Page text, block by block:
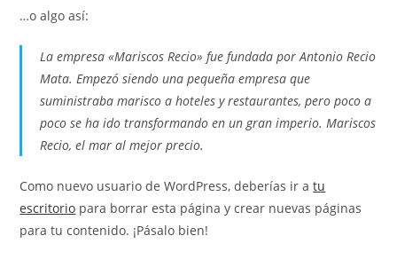
…o algo así:
La empresa «Mariscos Recio» fue fundada por Antonio Recio
Mata. Empezó siendo una pequeña empresa que
suministraba marisco a hoteles y restaurantes, pero poco a
poco se ha ido transformando en un gran imperio. Mariscos
Recio, el mar al mejor precio.
Como nuevo usuario de WordPress, deberías ir atu
escritorio para borrar esta página y crear nuevas páginas
para tu contenido. ¡Pásalo bien!